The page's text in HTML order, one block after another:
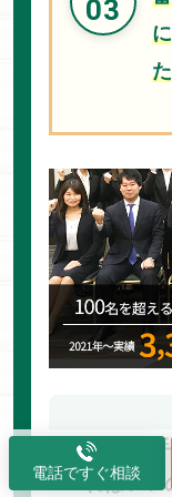
03
・相続
ればいい
電話ですぐ相談